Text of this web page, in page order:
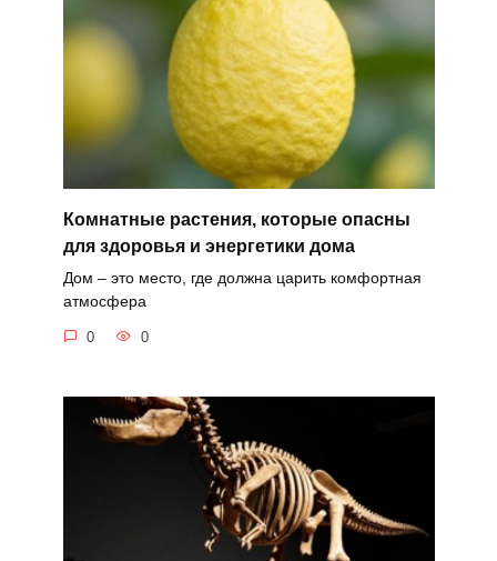
Комнатные растения, которые опасны
для здоровья и энергетики дома
Дом – это место, где должна царить комфортная
атмосфера
0 0